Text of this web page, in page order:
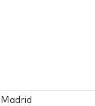
Madrid